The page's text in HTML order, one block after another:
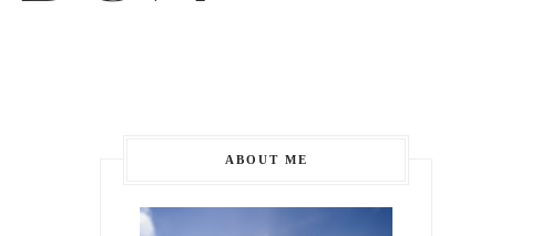
ABOUT ME